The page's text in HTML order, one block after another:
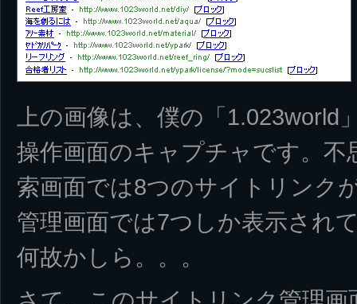
上の画像は、僕の「
操作画面のキャプチャです。不
索画面では8つのサイトリンク
管理画面では7つしか表示され
何故かしら。。。